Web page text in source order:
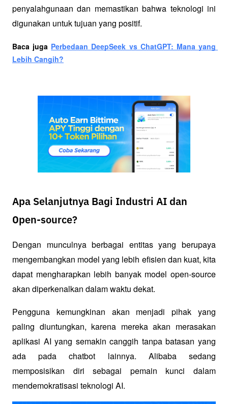
penyalahgunaan dan memastikan bahwa teknologi ini
digunakan untuk tujuan yang positif.
Baca juga Perbedaan DeepSeek vs ChatGPT: Mana yang
Lebih Cangih?
Apa Selanjutnya Bagi Industri AI dan
Open-source?
Dengan munculnya berbagai entitas yang berupaya
mengembangkan model yang lebih efisien dan kuat, kita
dapat mengharapkan lebih banyak model open-source
akan diperkenalkan dalam waktu dekat.
Pengguna kemungkinan akan menjadi pihak yang
paling diuntungkan, karena mereka akan merasakan
aplikasi AI yang semakin canggih tanpa batasan yang
ada pada chatbot lainnya. Alibaba sedang
memposisikan diri sebagai pemain kunci dalam
mendemokratisasi teknologi AI.